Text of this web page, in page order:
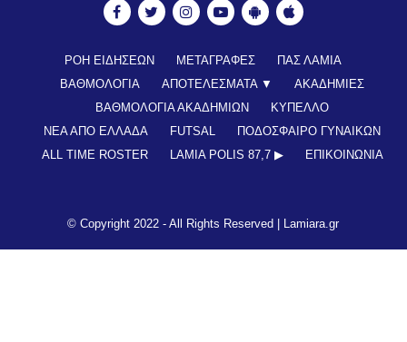
ΡΟΗ ΕΙΔΗΣΕΩΝ ΜΕΤΑΓΡΑΦΕΣ
ΠΑΣ ΛΑΜΙΑ
ΒΑΘΜΟΛΟΓΙΑ
ΑΠΟΤΕΛΕΣΜΑΤΑ ▼
ΑΚΑΔΗΜΙΕΣ
ΒΑΘΜΟΛΟΓΙΑ ΑΚΑΔΗΜΙΩΝ
ΚΥΠΕΛΛΟ
ΝΕΑ ΑΠΟ ΕΛΛΑΔΑ
FUTSAL
ΠΟΔΟΣΦΑΙΡΟ ΓΥΝΑΙΚΩΝ
ALL TIME ROSTER
LAMIA POLIS 87,7 ▶︎ ΕΠΙΚΟΙΝΩΝΊΑ
© Copyright 2022 - All Rights Reserved | Lamiara.gr